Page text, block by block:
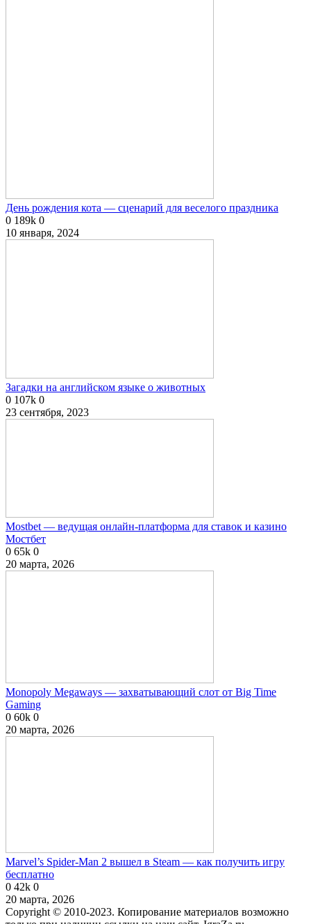
День рождения кота — сценарий для веселого праздника
0 189k 0
10 января, 2024
Загадки на английском языке о животных
0 107k 0
23 сентября, 2023
Mostbet — ведущая онлайн-платформа для ставок и казино
Мостбет
0 65k 0
20 марта, 2026
Monopoly Megaways — захватывающий слот от Big Time
Gaming
0 60k 0
20 марта, 2026
Marvel’s Spider-Man 2 вышел в Steam — как получить игру
бесплатно
0 42k 0
20 марта, 2026
Copyright © 2010-2023. Копирование материалов возможно